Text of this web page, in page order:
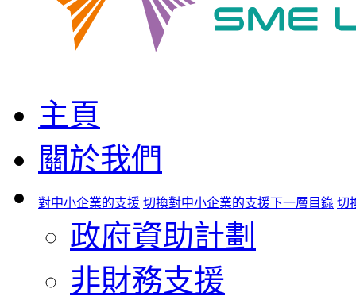
主頁
關於我們
對中小企業的支援 切換對中小企業的支援下一層目錄 切
政府資助計劃
非財務支援